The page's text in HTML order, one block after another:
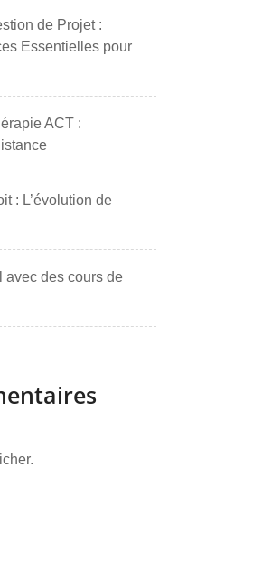
de Projet :
Essentielles pour
ACT :
: L’évolution de
avec des cours de